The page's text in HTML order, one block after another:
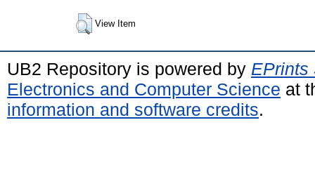
View Item
UB2 Repository is powered by EPrints
Electronics and Computer Science at
information and software credits.